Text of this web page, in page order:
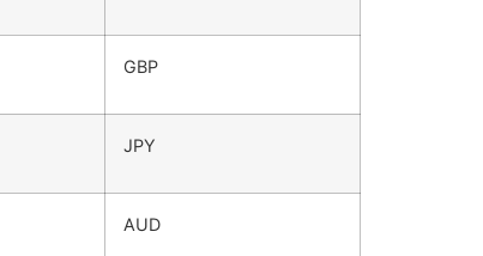
GBP
JPY
AUD